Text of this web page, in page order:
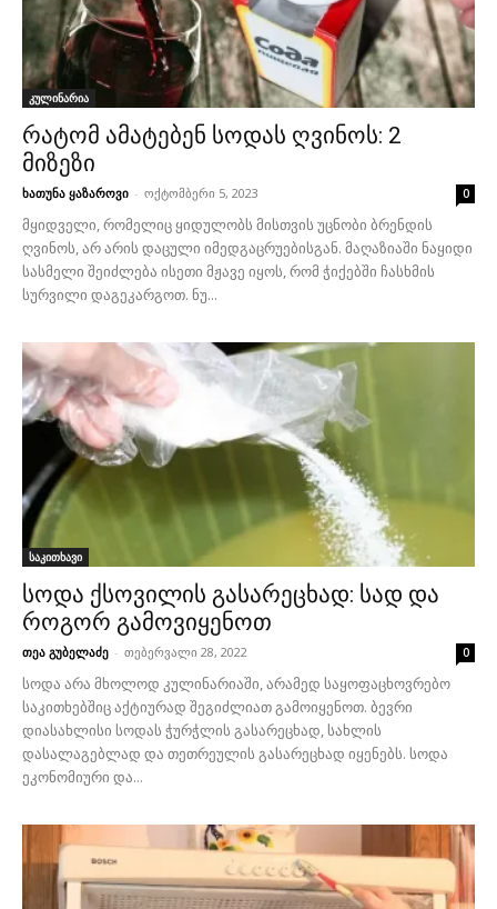
კულინარია
რატომ ამატებენ სოდას ღვინოს: 2
მიზეზი
ხათუნა ყაზაროვი - ოქტომბერი 5, 2023 0
მყიდველი, რომელიც ყიდულობს მისთვის უცნობი ბრენდის
ღვინოს, არ არის დაცული იმედგაცრუებისგან. მაღაზიაში ნაყიდი
სასმელი შეიძლება ისეთი მჟავე იყოს, რომ ჭიქებში ჩასხმის
სურვილი დაგეკარგოთ. ნუ...
საკითხავი
სოდა ქსოვილის გასარეცხად: სად და
როგორ გამოვიყენოთ
თეა გუბელაძე - თებერვალი 28, 2022 0
სოდა არა მხოლოდ კულინარიაში, არამედ საყოფაცხოვრებო
საკითხებშიც აქტიურად შეგიძლიათ გამოიყენოთ. ბევრი
დიასახლისი სოდას ჭურჭლის გასარეცხად, სახლის
დასალაგებლად და თეთრეულის გასარეცხად იყენებს. სოდა
ეკონომიური და...